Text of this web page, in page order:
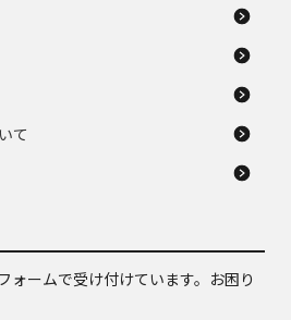
て
ォームで受け付けています。お困り